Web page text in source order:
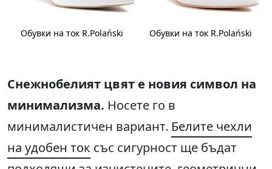
Обувки на ток R.Polański Обувки на ток R.Polański
Снежнобелият цвят е новия символ на
минимализма. Носете го в
минималистичен вариант. Белите чехли
на удобен ток със сигурност ще бъдат